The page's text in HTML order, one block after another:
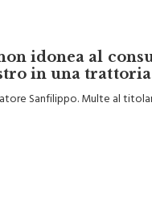
idonea al
in una trattoria
Sanfilippo. Multe al